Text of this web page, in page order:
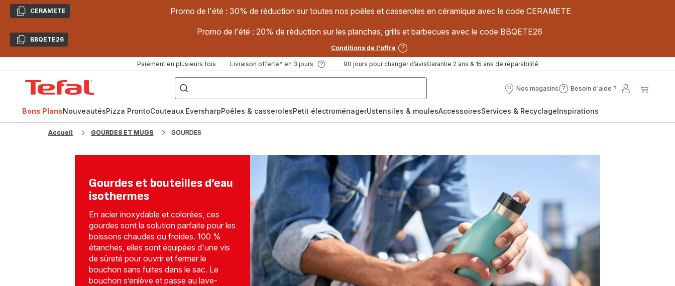
CopierCERAMETE Promo de l'été : 30% de réduction sur toutes nos poêles et casseroles en céramique avec le code CERAMETE
CopierBBQETE26
Promo de l'été : 20% de réduction sur les planchas, grills et barbecues avec le code BBQETE26
Conditions de l'offre
Paiement en plusieurs fois Livraison offerte* en 3 jours 90 jours pour changer d’avisGarantie 2 ans & 15 ans de réparabilité
["Poêles
inox,
Cake
Factory,
Nos magasins
Nos
Besoin d'aide ?
Besoin
?
Mon
Bons PlansNouveautésPizza ProntoCouteaux EversharpPoêles & casserolesPetit électroménagerUstensiles & moulesAccessoiresServices & RecyclageInspirations
Accueil GOURDES ET MUGS GOURDES
Gourdes et bouteilles d’eau
isothermes
En acier inoxydable et colorées, ces
gourdes sont la solution parfaite pour les
boissons chaudes ou froides. 100 %
étanches, elles sont équipées d'une vis
de sûreté pour ouvrir et fermer le
bouchon sans fuites dans le sac. Le
bouchon s’enlève et passe au lave-